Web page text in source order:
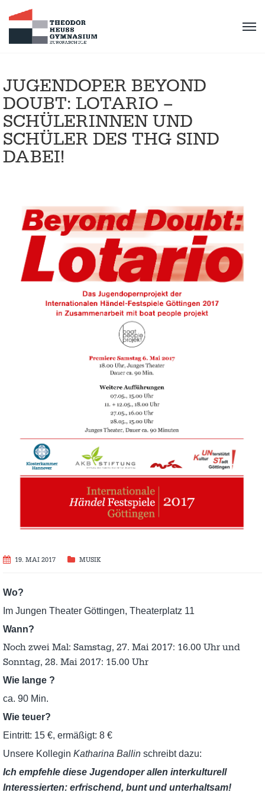
JUGENDOPER BEYOND
DOUBT: LOTARIO –
SCHÜLERINNEN UND
SCHÜLER DES THG SIND
DABEI!
19. MAI 2017 MUSIK
Wo?
Im Jungen Theater Göttingen, Theaterplatz 11
Wann?
Noch zwei Mal: Samstag, 27. Mai 2017: 16.00 Uhr und
Sonntag, 28. Mai 2017: 15.00 Uhr
Wie lange ?
ca. 90 Min.
Wie teuer?
Eintritt: 15 €, ermäßigt: 8 €
Unsere Kollegin Katharina Ballin schreibt dazu:
Ich empfehle diese Jugendoper allen interkulturell
Interessierten: erfrischend, bunt und unterhaltsam!